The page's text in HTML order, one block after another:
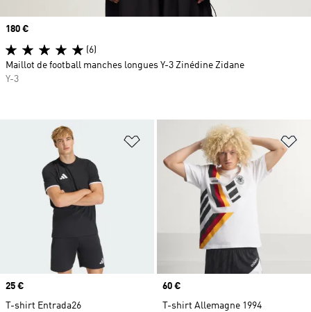
Ajouter à la Liste de produits
Prix
25 €
T-shirt Entrada26
Prix
60 €
T-shirt Allemagne 1994
Prix
180 €
(6)
Maillot de football manches longues Y-3 Zinédine Zidane
Y-3